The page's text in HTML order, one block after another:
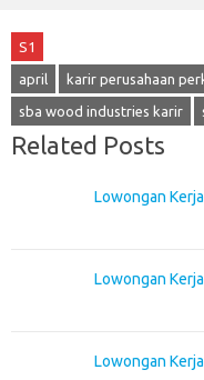
S1
april karir perusahaan
sba wood industries karir
Related Posts
Lowongan
Lowongan
Lowongan